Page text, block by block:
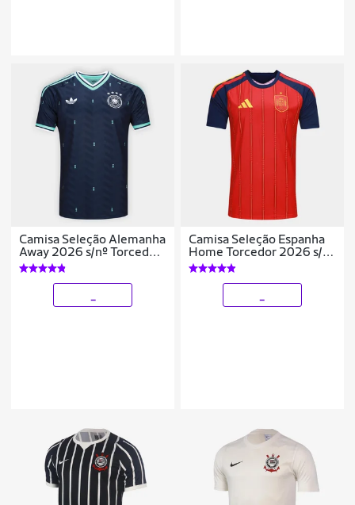
Camisa Seleção Alemanha
Away 2026 s/nº Torcedor
Adidas Originals
Masculina
Camisa Seleção Espanha
Home Torcedor 2026 s/n
Adidas Masculina